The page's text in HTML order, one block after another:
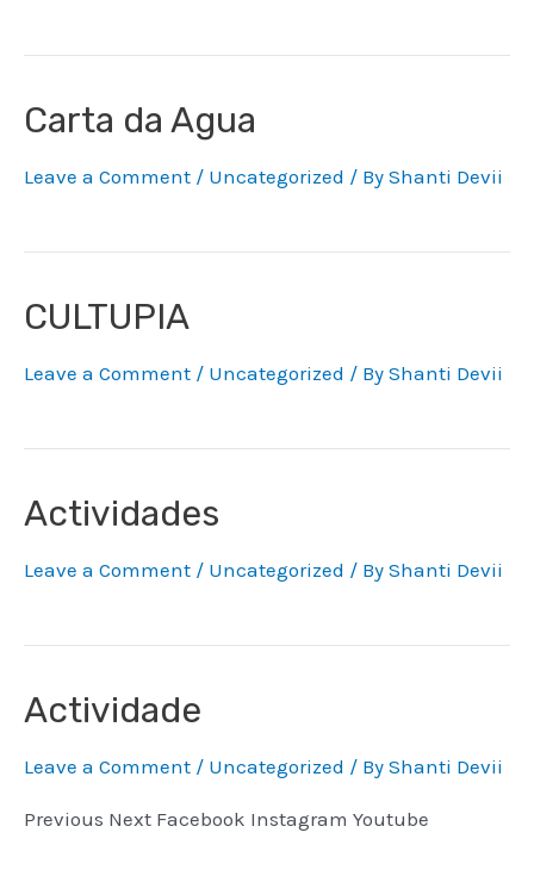
Carta da Agua
Leave a Comment / Uncategorized / By Shanti Devii
CULTUPIA
Leave a Comment / Uncategorized / By Shanti Devii
Actividades
Leave a Comment / Uncategorized / By Shanti Devii
Actividade
Leave a Comment / Uncategorized / By Shanti Devii
Previous Next Facebook Instagram Youtube